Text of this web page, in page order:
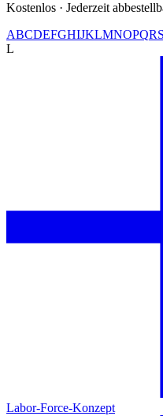
Kostenlos · Jederzeit
ABCDEFGHIJKLMNOPQRS
L
Labor-Force-Konzept